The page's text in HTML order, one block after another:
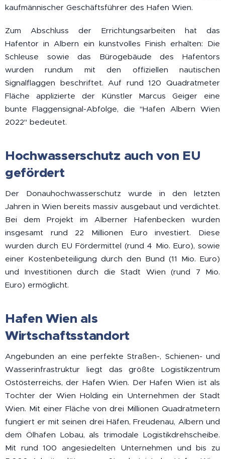
kaufmännischer Geschäftsführer des Hafen Wien.
Zum Abschluss der Errichtungsarbeiten hat das
Hafentor in Albern ein kunstvolles Finish erhalten: Die
Schleuse sowie das Bürogebäude des Hafentors
wurden rundum mit den offiziellen nautischen
Signalflaggen beschriftet. Auf rund 120 Quadratmeter
Fläche applizierte der Künstler Marcus Geiger eine
bunte Flaggensignal-Abfolge, die "Hafen Albern Wien
2022" bedeutet.
Hochwasserschutz auch von EU
gefördert
Der Donauhochwasserschutz wurde in den letzten
Jahren in Wien bereits massiv ausgebaut und verdichtet.
Bei dem Projekt im Alberner Hafenbecken wurden
insgesamt rund 22 Millionen Euro investiert. Diese
wurden durch EU Fördermittel (rund 4 Mio. Euro), sowie
einer Kostenbeteiligung durch den Bund (11 Mio. Euro)
und Investitionen durch die Stadt Wien (rund 7 Mio.
Euro) ermöglicht.
Hafen Wien als
Wirtschaftsstandort
Angebunden an eine perfekte Straßen-, Schienen- und
Wasserinfrastruktur liegt das größte Logistikzentrum
Ostösterreichs, der Hafen Wien. Der Hafen Wien ist als
Tochter der Wien Holding ein Unternehmen der Stadt
Wien. Mit einer Fläche von drei Millionen Quadratmetern
fungiert er mit seinen drei Häfen, Freudenau, Albern und
dem Ölhafen Lobau, als trimodale Logistikdrehscheibe.
Mit rund 100 angesiedelten Unternehmen und bis zu